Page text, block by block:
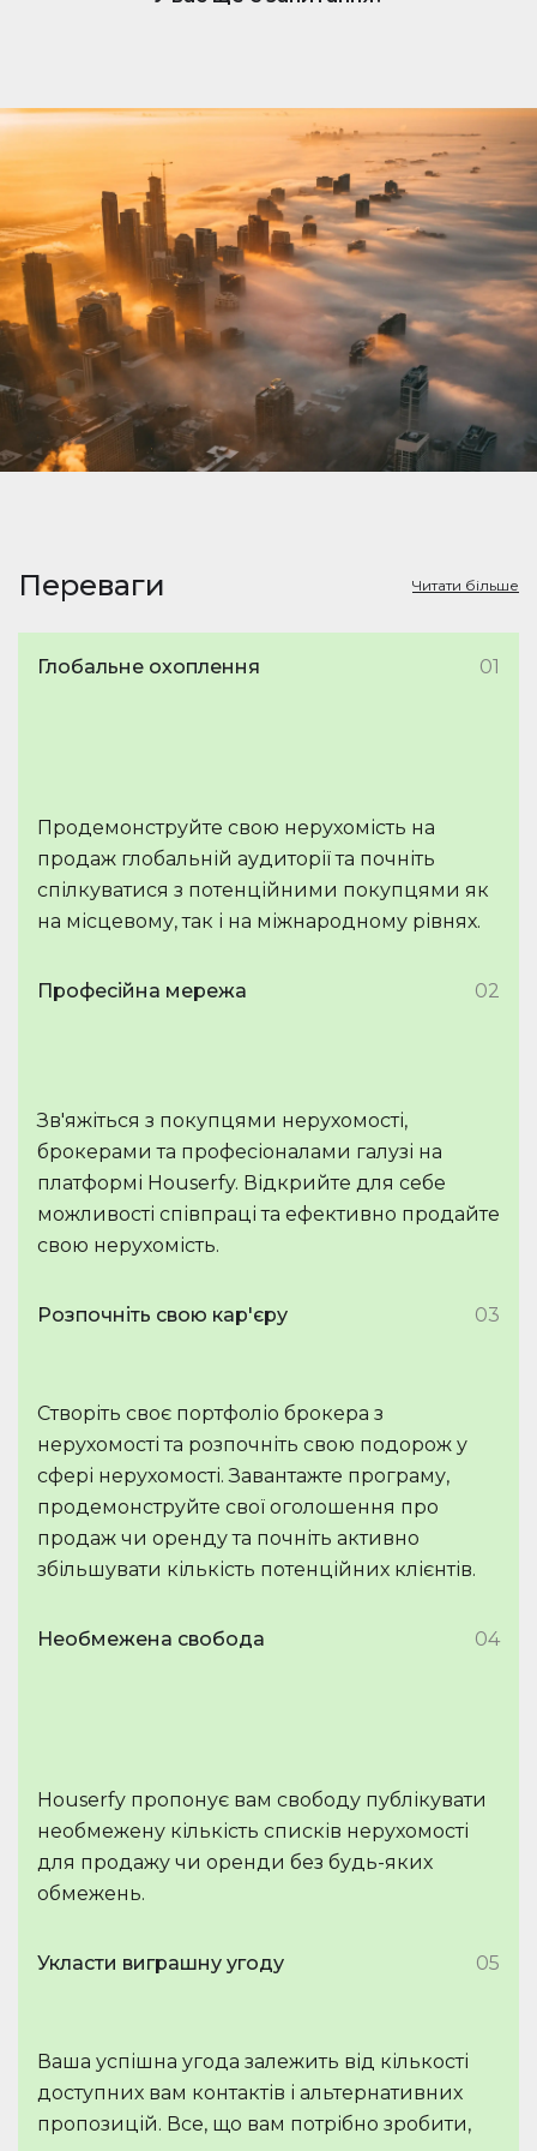
нерухомості. Коли вам подобається оголошення,
Щоб відповісти та зв’язатися з потенційними
покупцями чи орендарями, переконайтеся, що
ваша підписка активна.
Переваги Читати більше
Глобальне охоплення 01
Продемонструйте свою нерухомість на
продаж глобальній аудиторії та почніть
спілкуватися з потенційними покупцями як
на місцевому, так і на міжнародному рівнях.
Професійна мережа 02
Зв'яжіться з покупцями нерухомості,
брокерами та професіоналами галузі на
платформі Houserfy. Відкрийте для себе
можливості співпраці та ефективно продайте
свою нерухомість.
Розпочніть свою кар'єру 03
Створіть своє портфоліо брокера з
нерухомості та розпочніть свою подорож у
сфері нерухомості. Завантажте програму,
продемонструйте свої оголошення про
продаж чи оренду та почніть активно
збільшувати кількість потенційних клієнтів.
Необмежена свобода 04
Houserfy пропонує вам свободу публікувати
необмежену кількість списків нерухомості
для продажу чи оренди без будь-яких
обмежень.
Укласти виграшну угоду 05
Ваша успішна угода залежить від кількості
доступних вам контактів і альтернативних
пропозицій. Все, що вам потрібно зробити,